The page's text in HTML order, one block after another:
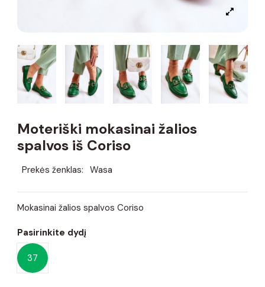
Moteriški mokasinai žalios
spalvos iš Coriso
Prekės ženklas: Wasa
Mokasinai žalios spalvos Coriso
Pasirinkite dydį
37